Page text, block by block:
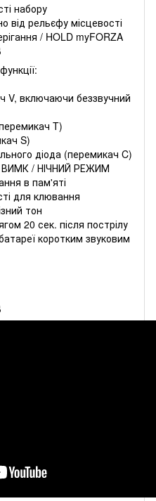
набору
від рельєфу місцевості
/ HOLD myFORZA
V, включаючи беззвучний
T)
S)
діода (перемикач C)
/ НІЧНИЙ РЕЖИМ
в пам'яті
для клювання
тон
20 сек. після пострілу
коротким звуковим